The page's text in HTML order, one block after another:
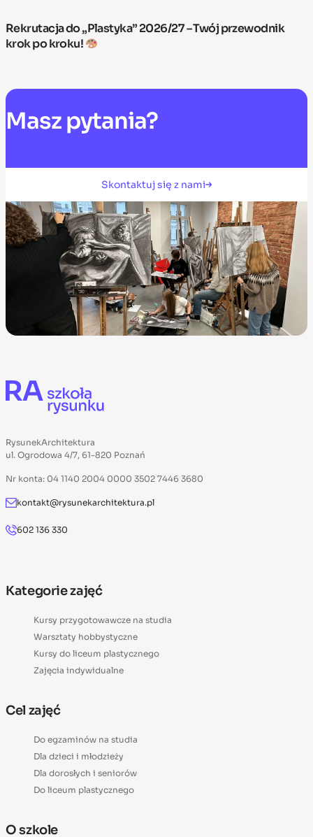
Rekrutacja do „Plastyka” 2026/27 – Twój przewodnik
krok po kroku!
Masz pytania?
Skontaktuj się z nami
RysunekArchitektura
ul. Ogrodowa 4/7, 61-820 Poznań
Nr konta: 04 1140 2004 0000 3502 7446 3680
kontakt@rysunekarchitektura.pl
602 136 330
Kategorie zajęć
Kursy przygotowawcze na studia
Warsztaty hobbystyczne
Kursy do liceum plastycznego
Zajęcia indywidualne
Cel zajęć
Do egzaminów na studia
Dla dzieci i młodzieży
Dla dorosłych i seniorów
Do liceum plastycznego
O szkole